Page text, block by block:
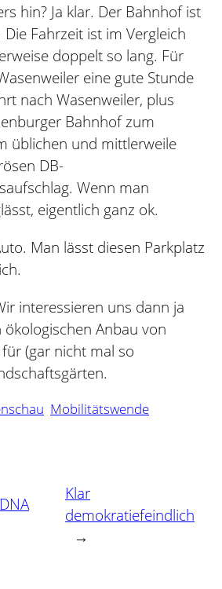
hin? Ja klar. Der Bahnhof ist
Fahrzeit ist im Vergleich
doppelt so lang. Für
eine gute Stunde
nach Wasenweiler, plus
Bahnhof zum
üblichen und mittlerweile
DB-
Wenn man
eigentlich ganz ok.
Man lässt diesen Parkplatz
interessieren uns dann ja
Anbau von
(gar nicht mal so
Mobilitätswende
Klar
demokratiefeindlich
→